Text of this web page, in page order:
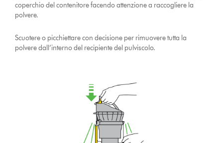
coperchio del contenitore facendo attenzione a raccogliere la
polvere.
Scuotere o picchiettare con decisione per rimuovere tutta la
polvere dall’interno del recipiente del pulviscolo.